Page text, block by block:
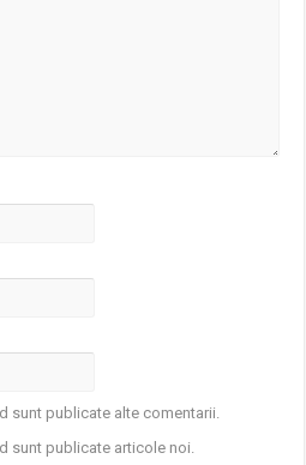
sunt publicate alte comentarii.
sunt publicate articole noi.